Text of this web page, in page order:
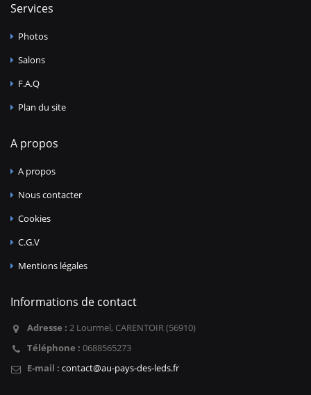
Services
Photos
Salons
F.A.Q
Plan du site
A propos
A propos
Nous contacter
Cookies
C.G.V
Mentions légales
Informations de contact
Adresse : 2 Lourmel, CARENTOIR (56910)
Téléphone : 0688565273
E-mail : contact@au-pays-des-leds.fr